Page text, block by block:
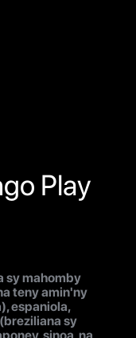
Play
sy mahomby
teny amin'ny
espaniola,
sy